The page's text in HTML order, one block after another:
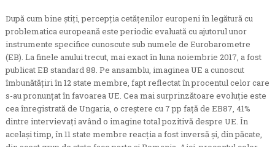
După cum bine știți, percepția cetățenilor europeni în legătură cu
problematica europeană este periodic evaluată cu ajutorul unor
instrumente specifice cunoscute sub numele de Eurobarometre
(EB). La finele anului trecut, mai exact în luna noiembrie 2017, a fost
publicat EB standard 88. Pe ansamblu, imaginea UE a cunoscut
îmbunătățiri în 12 state membre, fapt reflectat în procentul celor care
s-au pronunțat în favoarea UE. Cea mai surprinzătoare evoluție este
cea înregistrată de Ungaria, o creștere cu 7 pp față de EB87, 41%
dintre intervievați având o imagine total pozitivă despre UE. În
același timp, în 11 state membre reacția a fost inversă și, din păcate,